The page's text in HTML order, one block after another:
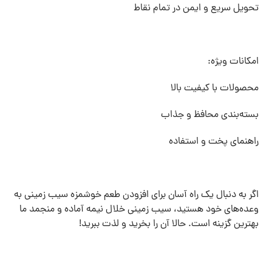
تحویل سریع و ایمن در تمام نقاط
امکانات ویژه:
محصولات با کیفیت بالا
بسته‌بندی محافظ و جذاب
راهنمای پخت و استفاده
اگر به دنبال یک راه آسان برای افزودن طعم خوشمزه سیب زمینی به
وعده‌های خود هستید، سیب زمینی خلال نیمه آماده و منجمد ما
بهترین گزینه است. حالا آن را بخرید و لذت ببرید!